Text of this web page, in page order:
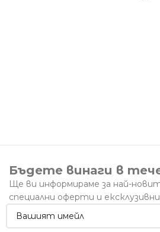
Бъдете винаги в
Ще ви информираме за най-
специални оферти и